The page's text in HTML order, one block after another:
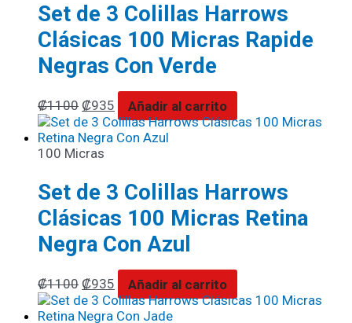
Set de 3 Colillas Harrows
Clásicas 100 Micras Rapide
Negras Con Verde
₡1100 ₡935 Añadir al carrito
100 Micras
Set de 3 Colillas Harrows
Clásicas 100 Micras Retina
Negra Con Azul
₡1100 ₡935 Añadir al carrito